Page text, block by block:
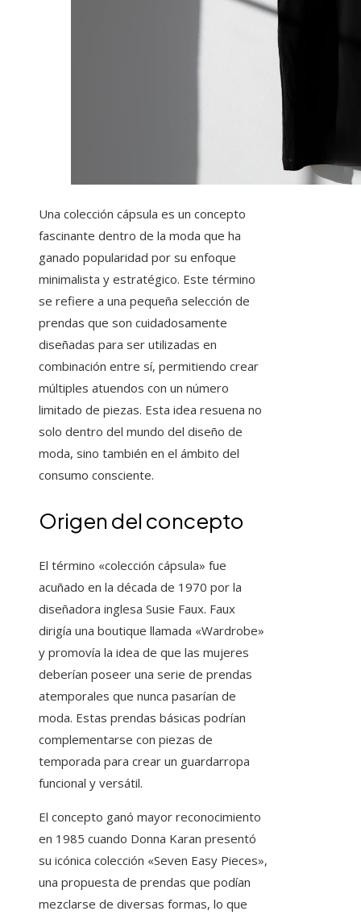
Una colección cápsula es un concepto
fascinante dentro de la moda que ha
ganado popularidad por su enfoque
minimalista y estratégico. Este término
se refiere a una pequeña selección de
prendas que son cuidadosamente
diseñadas para ser utilizadas en
combinación entre sí, permitiendo crear
múltiples atuendos con un número
limitado de piezas. Esta idea resuena no
solo dentro del mundo del diseño de
moda, sino también en el ámbito del
consumo consciente.
Origen del concepto
El término «colección cápsula» fue
acuñado en la década de 1970 por la
diseñadora inglesa Susie Faux. Faux
dirigía una boutique llamada «Wardrobe»
y promovía la idea de que las mujeres
deberían poseer una serie de prendas
atemporales que nunca pasarían de
moda. Estas prendas básicas podrían
complementarse con piezas de
temporada para crear un guardarropa
funcional y versátil.
El concepto ganó mayor reconocimiento
en 1985 cuando Donna Karan presentó
su icónica colección «Seven Easy Pieces»,
una propuesta de prendas que podían
mezclarse de diversas formas, lo que